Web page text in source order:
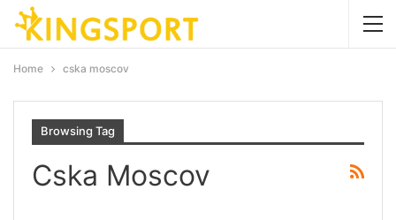
Home cska moscov
Browsing Tag
Cska Moscov